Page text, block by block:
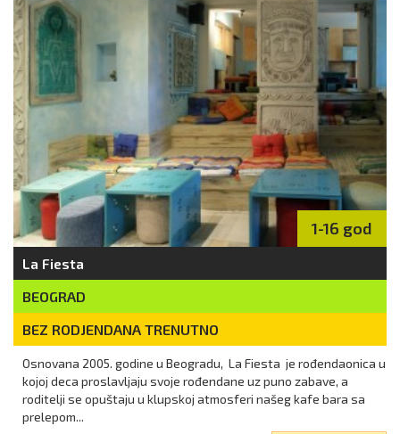
1-16 god
La Fiesta
BEOGRAD
BEZ RODJENDANA TRENUTNO
Osnovana 2005. godine u Beogradu, La Fiesta je rođendaonica u
kojoj deca proslavljaju svoje rođendane uz puno zabave, a
roditelji se opuštaju u klupskoj atmosferi našeg kafe bara sa
prelepom...